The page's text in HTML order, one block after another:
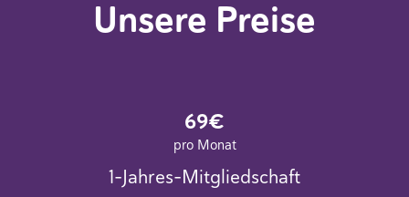
Unsere Preise
69€
pro Monat
1-Jahres-Mitgliedschaft